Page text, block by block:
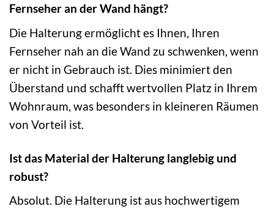
Fernseher an der Wand hängt?
Die Halterung ermöglicht es Ihnen, Ihren
Fernseher nah an die Wand zu schwenken, wenn
er nicht in Gebrauch ist. Dies minimiert den
Überstand und schafft wertvollen Platz in Ihrem
Wohnraum, was besonders in kleineren Räumen
von Vorteil ist.
Ist das Material der Halterung langlebig und
robust?
Absolut. Die Halterung ist aus hochwertigem